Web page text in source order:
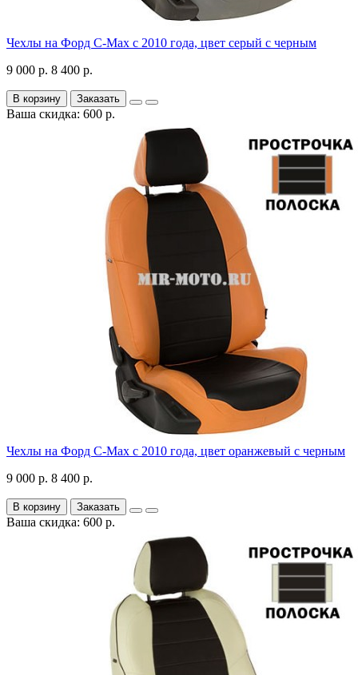
Чехлы на Форд C-Max с 2010 года, цвет серый с черным
9 000 р. 8 400 р.
В корзину Заказать
Ваша скидка: 600 р.
Чехлы на Форд C-Max с 2010 года, цвет оранжевый с черным
9 000 р. 8 400 р.
В корзину Заказать
Ваша скидка: 600 р.